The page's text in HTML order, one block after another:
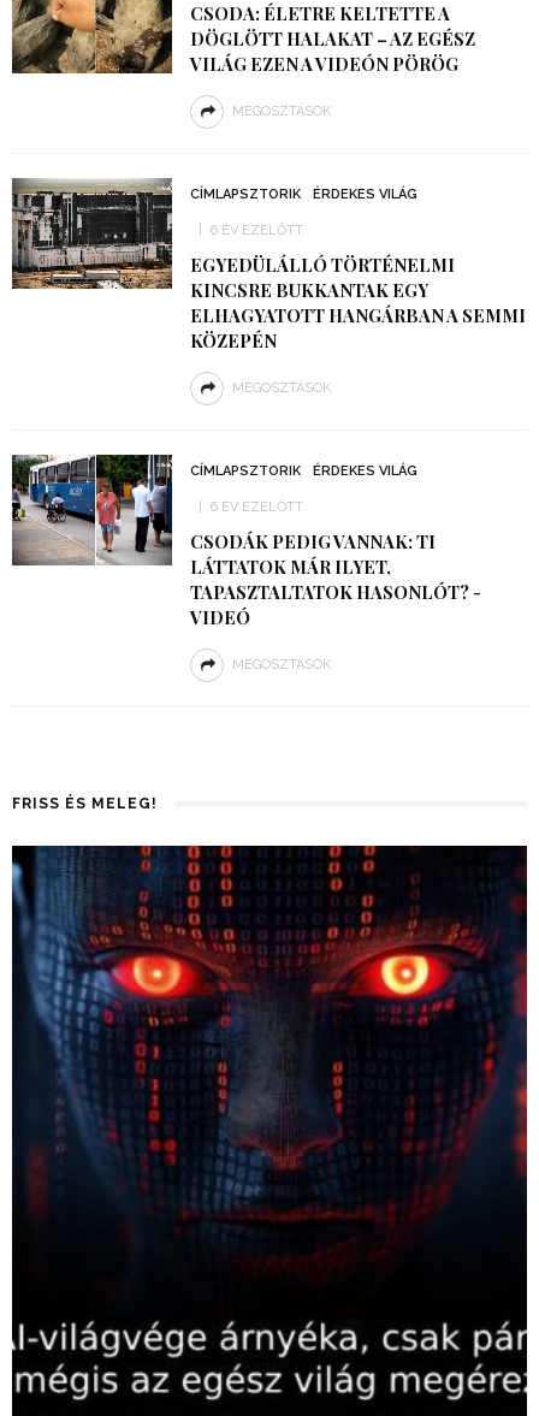
CSODA: ÉLETRE KELTETTE A
DÖGLÖTT HALAKAT – AZ EGÉSZ
VILÁG EZEN A VIDEÓN PÖRÖG
MEGOSZTÁSOK
CÍMLAPSZTORIK ÉRDEKES VILÁG
6 ÉV EZELŐTT
EGYEDÜLÁLLÓ TÖRTÉNELMI
KINCSRE BUKKANTAK EGY
ELHAGYATOTT HANGÁRBAN A SEMMI
KÖZEPÉN
MEGOSZTÁSOK
CÍMLAPSZTORIK ÉRDEKES VILÁG
6 ÉV EZELŐTT
CSODÁK PEDIG VANNAK: TI
LÁTTATOK MÁR ILYET,
TAPASZTALTATOK HASONLÓT? -
VIDEÓ
MEGOSZTÁSOK
FRISS ÉS MELEG!